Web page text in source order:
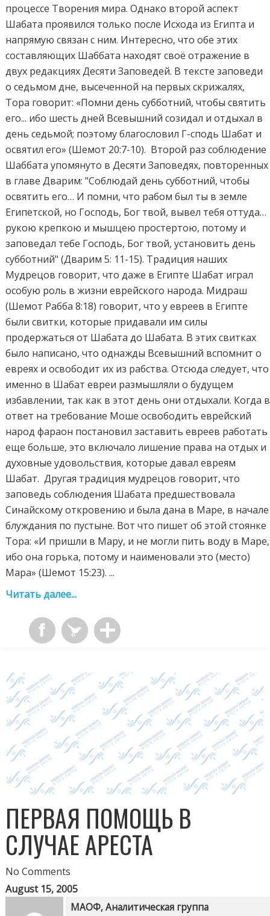
процессе Творения мира. Однако второй аспект
Шабата проявился только после Исхода из Египта и
напрямую связан с ним. Интересно, что обе этих
составляющих Шаббата находят своё отражение в
двух редакциях Десяти Заповедей. В тексте заповеди
о седьмом дне, высеченной на первых скрижалях,
Тора говорит: «Помни день субботний, чтобы святить
его... ибо шесть дней Всевышний созидал и отдыхал в
день седьмой; поэтому благословил Г-сподь Шабат и
освятил его» (Шемот 20:7-10). Второй раз соблюдение
Шаббата упомянуто в Десяти Заповедях, повторенных
в главе Дварим: "Соблюдай день субботний, чтобы
освятить его… И помни, что рабом был ты в земле
Египетской, но Господь, Бог твой, вывел тебя оттуда…
рукою крепкою и мышцею простертою, потому и
заповедал тебе Господь, Бог твой, установить день
субботний" (Дварим 5: 11-15). Традиция наших
Мудрецов говорит, что даже в Египте Шабат играл
особую роль в жизни еврейского народа. Мидраш
(Шемот Рабба 8:18) говорит, что у евреев в Египте
были свитки, которые придавали им силы
продержаться от Шабата до Шабата. В этих свитках
было написано, что однажды Всевышний вспомнит о
евреях и освободит их из рабства. Отсюда следует, что
именно в Шабат евреи размышляли о будущем
избавлении, так как в этот день они отдыхали. Когда в
ответ на требование Моше освободить еврейский
народ фараон постановил заставить евреев работать
еще больше, это включало лишение права на отдых и
духовные удовольствия, которые давал евреям
Шабат. Другая традиция мудрецов говорит, что
заповедь соблюдения Шабата предшествовала
Синайскому откровению и была дана в Maре, в начале
блуждания по пустыне. Вот что пишет об этой стоянке
Тора: «И пришли в Мару, и не могли пить воду в Маре,
ибо она горька, потому и наименовали это (место)
Мара» (Шемот 15:23). ...
Читать далее...
ПЕРВАЯ ПОМОЩЬ В
СЛУЧАЕ АРЕСТА
No Comments
August 15, 2005
МАОФ, Аналитическая группа